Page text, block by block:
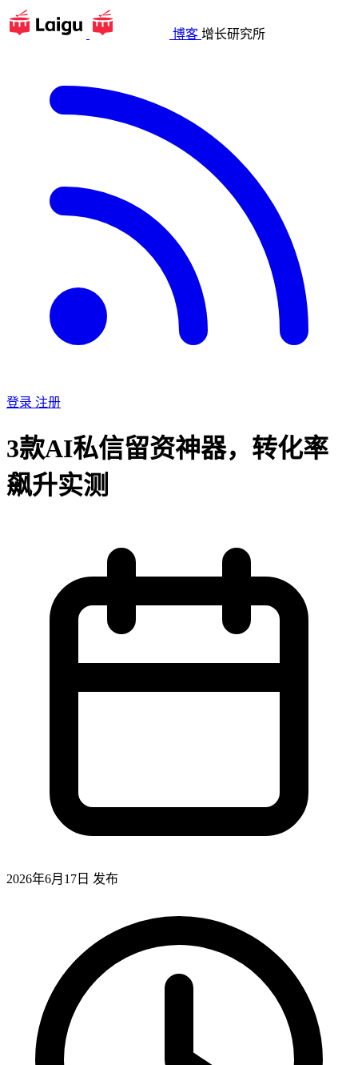
博客 增长研究所
登录 注册
3款AI私信留资神器，转化率
飙升实测
2026年6月17日 发布